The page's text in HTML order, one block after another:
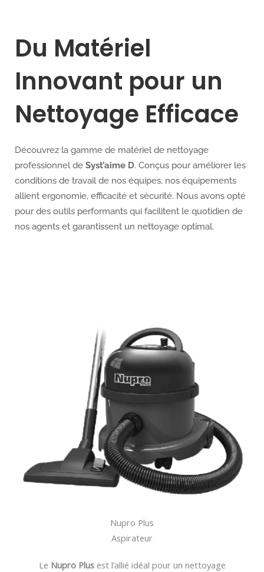
Du Matériel
Innovant pour un
Nettoyage Efficace
Découvrez la gamme de matériel de nettoyage
professionnel de Syst’aime D. Conçus pour améliorer les
conditions de travail de nos équipes, nos équipements
allient ergonomie, efficacité et sécurité. Nous avons opté
pour des outils performants qui facilitent le quotidien de
nos agents et garantissent un nettoyage optimal.
Nupro Plus
Aspirateur
Le Nupro Plusest l’allié idéal pour un nettoyage